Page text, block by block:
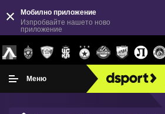
Мобилно приложение
Изпробвайте нашето ново
приложение
Меню